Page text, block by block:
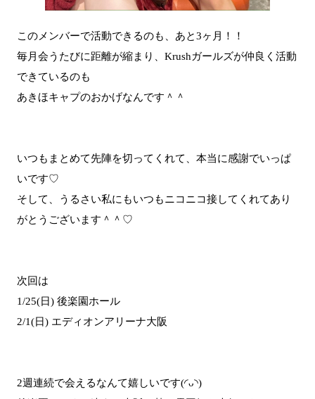
このメンバーで活動できるのも、あと3ヶ月！！
毎月会うたびに距離が縮まり、Krushガールズが仲良く活動
できているのも
あきほキャプのおかげなんです＾＾
いつもまとめて先陣を切ってくれて、本当に感謝でいっぱ
いです♡
そして、うるさい私にもいつもニコニコ接してくれてあり
がとうございます＾＾♡
次回は
1/25(日) 後楽園ホール
2/1(日) エディオンアリーナ大阪
2週連続で会えるなんて嬉しいです(◜ᴗ◝)